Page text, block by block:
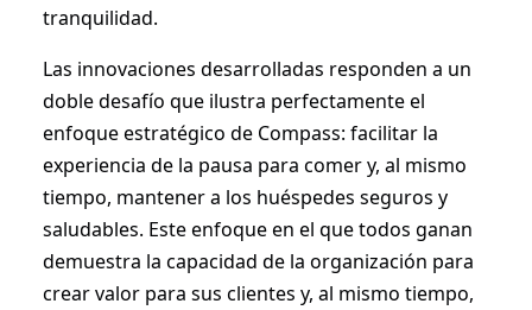
tranquilidad.
Las innovaciones desarrolladas responden a un
doble desafío que ilustra perfectamente el
enfoque estratégico de Compass: facilitar la
experiencia de la pausa para comer y, al mismo
tiempo, mantener a los huéspedes seguros y
saludables. Este enfoque en el que todos ganan
demuestra la capacidad de la organización para
crear valor para sus clientes y, al mismo tiempo,